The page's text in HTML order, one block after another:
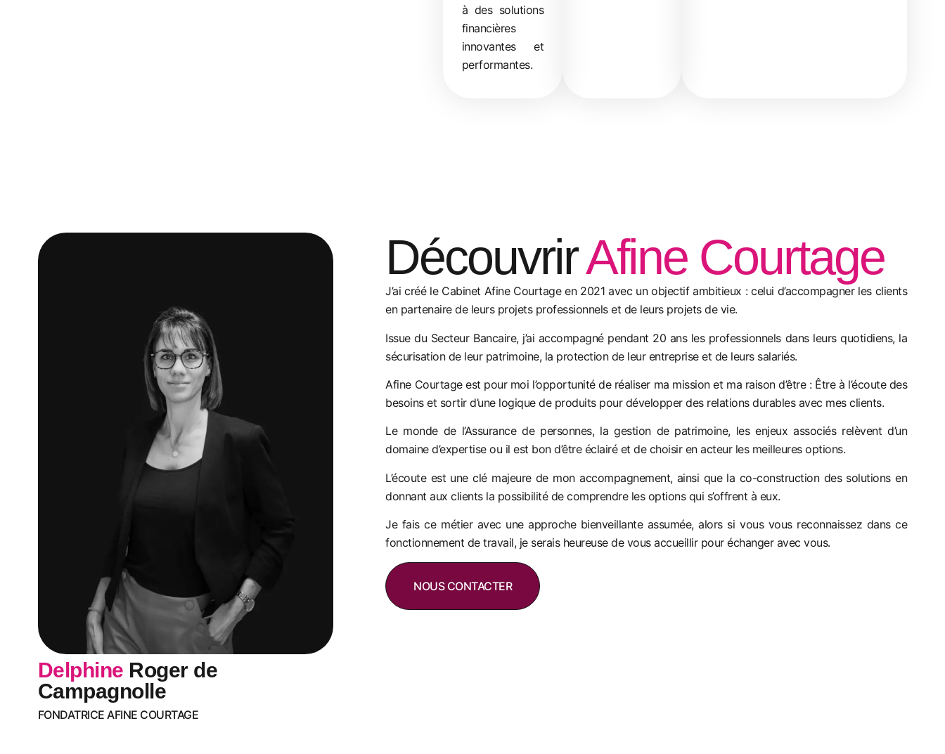
à des solutions
financières
innovantes et
performantes.
DécouvrirAfine Courtage
J’ai créé le Cabinet Afine Courtage en 2021 avec un objectif ambitieux : celui d’accompagner les clients
en partenaire de leurs projets professionnels et de leurs projets de vie.
Issue du Secteur Bancaire, j’ai accompagné pendant 20 ans les professionnels dans leurs quotidiens, la
sécurisation de leur patrimoine, la protection de leur entreprise et de leurs salariés.
Afine Courtage est pour moi l’opportunité de réaliser ma mission et ma raison d’être : Être à l’écoute des
besoins et sortir d’une logique de produits pour développer des relations durables avec mes clients.
Le monde de l’Assurance de personnes, la gestion de patrimoine, les enjeux associés relèvent d’un
domaine d’expertise ou il est bon d’être éclairé et de choisir en acteur les meilleures options.
L’écoute est une clé majeure de mon accompagnement, ainsi que la co-construction des solutions en
donnant aux clients la possibilité de comprendre les options qui s’offrent à eux.
Je fais ce métier avec une approche bienveillante assumée, alors si vous vous reconnaissez dans ce
fonctionnement de travail, je serais heureuse de vous accueillir pour échanger avec vous.
NOUS CONTACTER
Delphine Roger de
Campagnolle
FONDATRICE AFINE COURTAGE